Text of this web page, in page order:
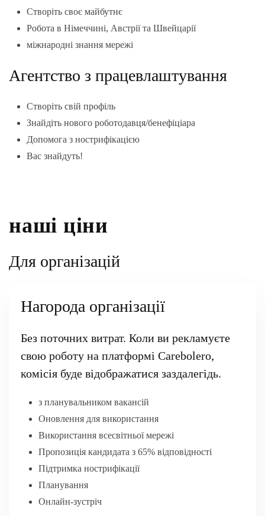
Створіть своє майбутнє
Робота в Німеччині, Австрії та Швейцарії
міжнародні знання мережі
Агентство з працевлаштування
Створіть свій профіль
Знайдіть нового роботодавця/бенефіціара
Допомога з нострифікацією
Вас знайдуть!
наші ціни
Для організацій
Нагорода організації
Без поточних витрат. Коли ви рекламуєте
свою роботу на платформі Carebolero,
комісія буде відображатися заздалегідь.
з планувальником вакансій
Оновлення для використання
Використання всесвітньої мережі
Пропозиція кандидата з 65% відповідності
Підтримка нострифікації
Планування
Онлайн-зустріч